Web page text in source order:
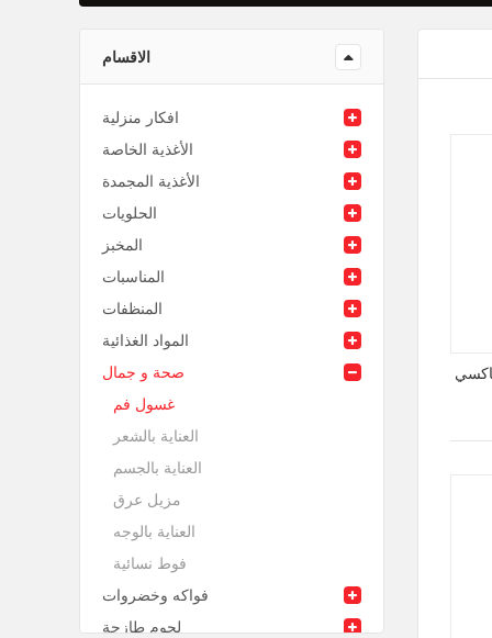
الاقسام
افكار منزلية
الأغذية الخاصة
الأغذية المجمدة
الحلويات
المخبز
المناسبات
المنظفات
المواد الغذائية
صحة و جمال
غسول فم
العناية بالشعر
العناية بالجسم
مزيل عرق
العناية بالوجه
فوط نسائية
فواكه وخضروات
لحوم طازجة